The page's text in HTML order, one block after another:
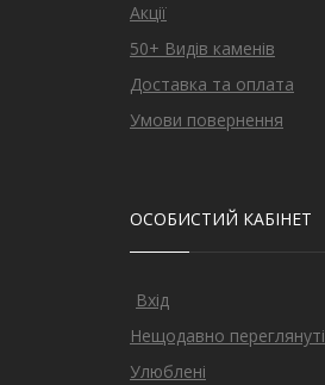
Акції
50+ Видів каменів
Доставка та оплата
Умови повернення
ОСОБИСТИЙ КАБІНЕТ
Вхід
Нещодавно переглянуті
Улюблені